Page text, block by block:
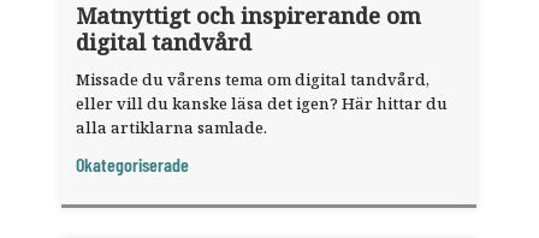
Matnyttigt och inspirerande om
digital tandvård
Missade du vårens tema om digital tandvård,
eller vill du kanske läsa det igen? Här hittar du
alla artiklarna samlade.
Okategoriserade